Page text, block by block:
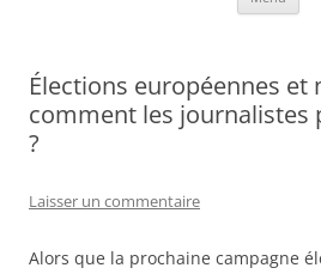
Élections européennes et
comment les journalistes
?
Laisser un commentaire
Alors que la prochaine campagne